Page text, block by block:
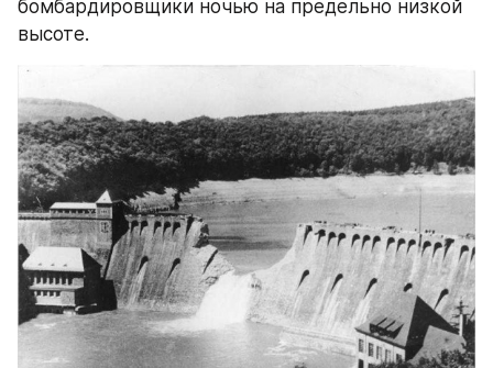
бомбардировщики ночью на предельно низкой
высоте.